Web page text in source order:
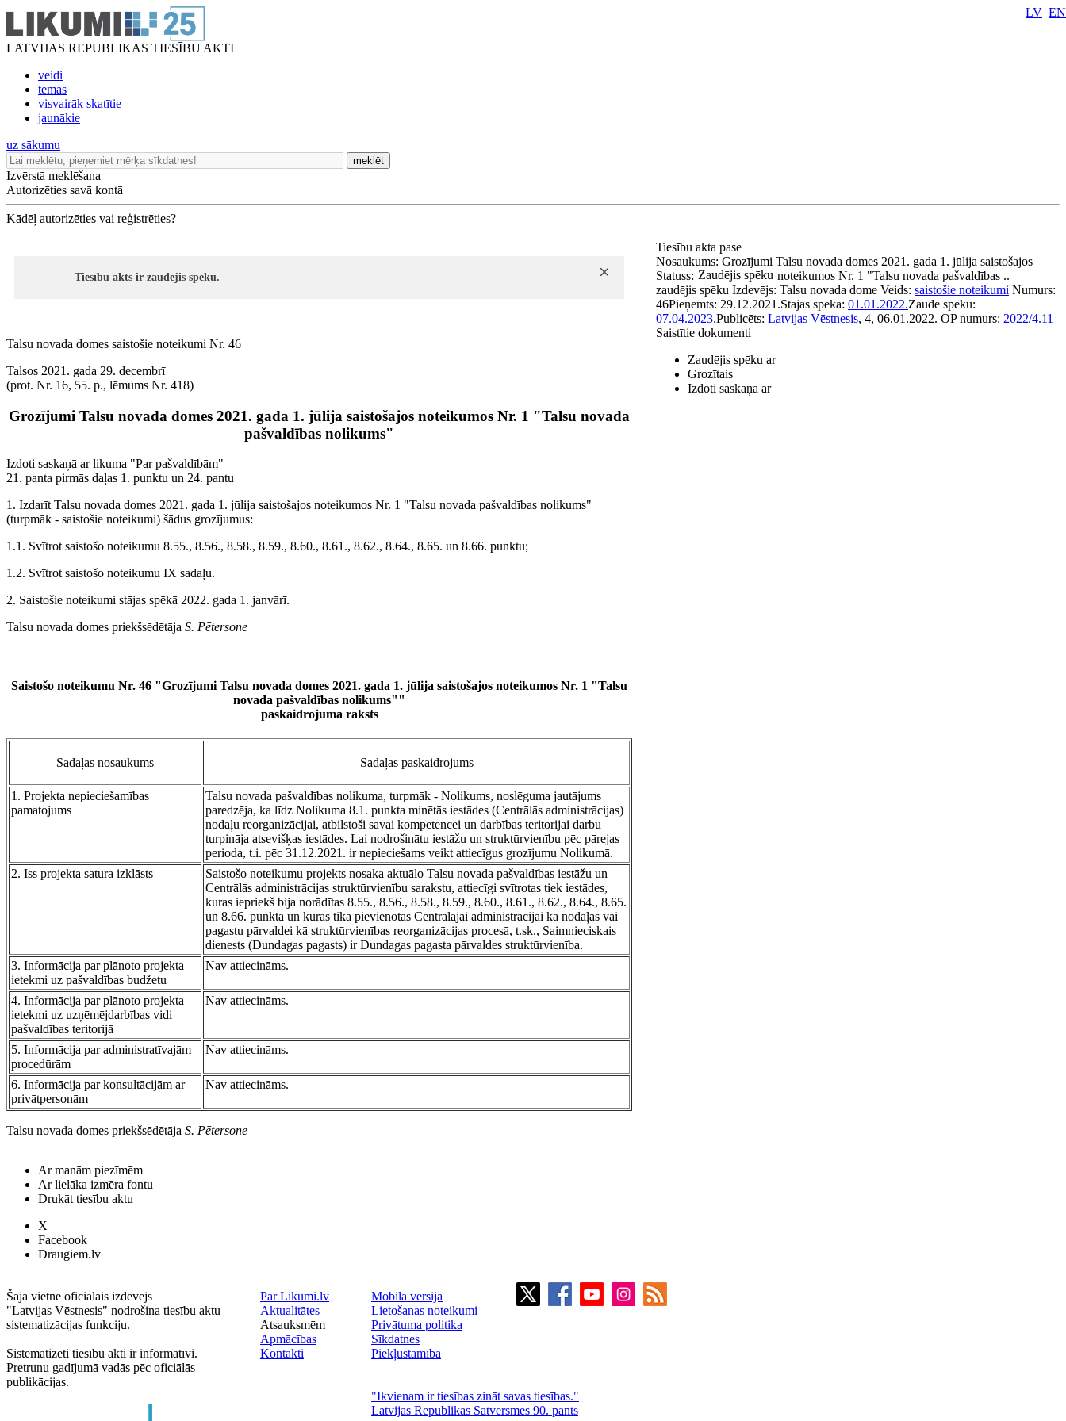
LATVIJAS REPUBLIKAS TIESĪBU AKTI
veidi
tēmas
visvairāk skatītie
jaunākie
LV EN
uz sākumu
meklēt
Izvērstā meklēšana
Autorizēties savā kontā
Kādēļ autorizēties vai reģistrēties?
Tiesību akts ir zaudējis spēku.
Talsu novada domes saistošie noteikumi Nr. 46
Talsos 2021. gada 29. decembrī
(prot. Nr. 16, 55. p., lēmums Nr. 418)
Grozījumi Talsu novada domes 2021. gada 1. jūlija saistošajos noteikumos Nr. 1 "Talsu novada
pašvaldības nolikums"
Izdoti saskaņā ar likuma "Par pašvaldībām"
21. panta pirmās daļas 1. punktu un 24. pantu
1. Izdarīt Talsu novada domes 2021. gada 1. jūlija saistošajos noteikumos Nr. 1 "Talsu novada pašvaldības nolikums"
(turpmāk - saistošie noteikumi) šādus grozījumus:
1.1. Svītrot saistošo noteikumu 8.55., 8.56., 8.58., 8.59., 8.60., 8.61., 8.62., 8.64., 8.65. un 8.66. punktu;
1.2. Svītrot saistošo noteikumu IX sadaļu.
2. Saistošie noteikumi stājas spēkā 2022. gada 1. janvārī.
Talsu novada domes priekšsēdētāja S. Pētersone
Saistošo noteikumu Nr. 46 "Grozījumi Talsu novada domes 2021. gada 1. jūlija saistošajos noteikumos Nr. 1 "Talsu
novada pašvaldības nolikums""
paskaidrojuma raksts
Sadaļas nosaukums Sadaļas paskaidrojums
1. Projekta nepieciešamības
pamatojums
Talsu novada pašvaldības nolikuma, turpmāk - Nolikums, noslēguma jautājums
paredzēja, ka līdz Nolikuma 8.1. punkta minētās iestādes (Centrālās administrācijas)
nodaļu reorganizācijai, atbilstoši savai kompetencei un darbības teritorijai darbu
turpināja atsevišķas iestādes. Lai nodrošinātu iestāžu un struktūrvienību pēc pārejas
perioda, t.i. pēc 31.12.2021. ir nepieciešams veikt attiecīgus grozījumu Nolikumā.
2. Īss projekta satura izklāsts
Saistošo noteikumu projekts nosaka aktuālo Talsu novada pašvaldības iestāžu un
Centrālās administrācijas struktūrvienību sarakstu, attiecīgi svītrotas tiek iestādes,
kuras iepriekš bija norādītas 8.55., 8.56., 8.58., 8.59., 8.60., 8.61., 8.62., 8.64., 8.65.
un 8.66. punktā un kuras tika pievienotas Centrālajai administrācijai kā nodaļas vai
pagastu pārvaldei kā struktūrvienības reorganizācijas procesā, t.sk., Saimnieciskais
dienests (Dundagas pagasts) ir Dundagas pagasta pārvaldes struktūrvienība.
3. Informācija par plānoto projekta
ietekmi uz pašvaldības budžetu
Nav attiecināms.
4. Informācija par plānoto projekta
ietekmi uz uzņēmējdarbības vidi
pašvaldības teritorijā
Nav attiecināms.
5. Informācija par administratīvajām
procedūrām
Nav attiecināms.
6. Informācija par konsultācijām ar
privātpersonām
Nav attiecināms.
Talsu novada domes priekšsēdētāja S. Pētersone
Tiesību akta pase
Nosaukums: Grozījumi Talsu novada domes 2021. gada 1. jūlija saistošajos
noteikumos Nr. 1 "Talsu novada pašvaldības ..
Statuss: Zaudējis spēku
zaudējis spēku Izdevējs: Talsu novada dome Veids: saistošie noteikumi Numurs:
46Pieņemts: 29.12.2021.Stājas spēkā: 01.01.2022.Zaudē spēku:
07.04.2023.Publicēts: Latvijas Vēstnesis, 4, 06.01.2022. OP numurs: 2022/4.11
Saistītie dokumenti
Zaudējis spēku ar
Grozītais
Izdoti saskaņā ar
Ar manām piezīmēm
Ar lielāka izmēra fontu
Drukāt tiesību aktu
X
Facebook
Draugiem.lv
Šajā vietnē oficiālais izdevējs
"Latvijas Vēstnesis" nodrošina tiesību aktu
sistematizācijas funkciju.
Sistematizēti tiesību akti ir informatīvi.
Pretrunu gadījumā vadās pēc oficiālās
publikācijas.
Par Likumi.lv
Aktualitātes
Atsauksmēm
Apmācības
Kontakti
Mobilā versija
Lietošanas noteikumi
Privātuma politika
Sīkdatnes
Piekļūstamība
"Ikvienam ir tiesības zināt savas tiesības."
Latvijas Republikas Satversmes 90. pants